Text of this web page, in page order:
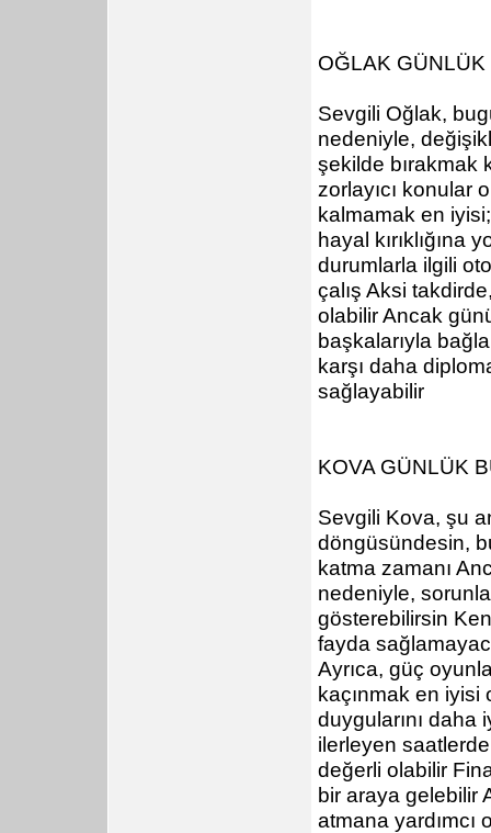
OĞLAK
Sevgili Oğlak,
nedeniyle,
şekilde bırakmak
zorlayıcı konular
kalmamak en
hayal kırıklığına
durumlarla ilgili
çalış Aksi
olabilir Ancak
başkalarıyla
karşı daha
sağlayabilir
KOVA GÜNLÜK
Sevgili Kova, şu
döngüsündesin,
katma zamanı
nedeniyle,
gösterebilirsin
fayda
Ayrıca, güç
kaçınmak en iyisi
duygularını
ilerleyen
değerli olabilir
bir araya gelebilir
atmana yardımcı